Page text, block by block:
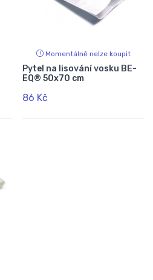
Momentálně nelze koupit
Pytel na lisování vosku BE-
EQ® 50x70 cm
86 Kč